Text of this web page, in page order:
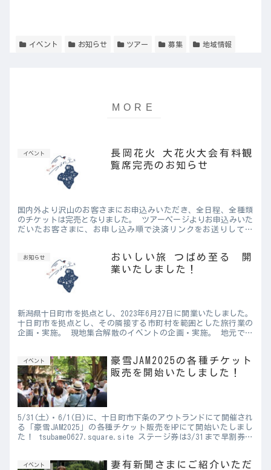
イベント お知らせ ツアー 募集 地域情報
イベント
長岡花火 大花火大会有料観
覧席完売のお知らせ
国内外より沢山のお客さまにお申込みいただき、全日程、全種類
のチケットは完売となりました。 ツアーページよりお申込みいた
だいたお客さまに、お申し込み順で決済リンクをお送りしてお
お知らせ
おいしい旅 つばめ至る 開
業いたしました！
新潟県十日町市を拠点とし、2023年6月27日に開業いたしました。
十日町市を拠点とし、その隣接する市町村を範囲とした旅行業の
企画・実施。 現地集合解散のイベントの企画・実施。 地元で収
イベント
豪雪JAM2025の各種チケット
販売を開始いたしました！
5/31(土)・6/1(日)に、十日町市下条のアウトランドにて開催され
る「豪雪JAM2025」の各種チケット販売をHPにて開始いたしまし
た！ tsubame0627.square.site ステージ券は3/31まで早割券で
イベント
妻有新聞さまにご紹介いただ